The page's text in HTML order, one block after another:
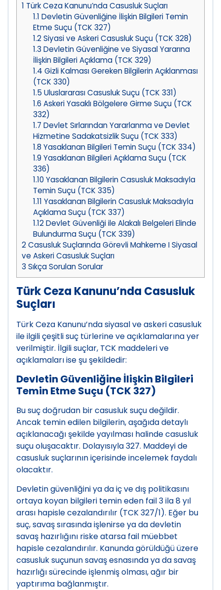
1 Türk Ceza Kanunu’nda Casusluk Suçları
1.1 Devletin Güvenliğine İlişkin Bilgileri Temin
Etme Suçu (TCK 327)
1.2Siyasi ve Askeri Casusluk Suçu (TCK 328)
1.3 Devletin Güvenliğine ve Siyasal Yararına
İlişkin Bilgileri Açıklama (TCK 329)
1.4 Gizli Kalması Gereken Bilgilerin Açıklanması
(TCK 330)
1.5 Uluslararası Casusluk Suçu (TCK 331)
1.6 Askeri Yasaklı Bölgelere Girme Suçu (TCK
332)
1.7 Devlet Sırlarından Yararlanma ve Devlet
Hizmetine Sadakatsizlik Suçu (TCK 333)
1.8 Yasaklanan Bilgileri Temin Suçu (TCK 334)
1.9 Yasaklanan Bilgileri Açıklama Suçu (TCK
336)
1.10 Yasaklanan Bilgilerin Casusluk Maksadıyla
Temin Suçu (TCK 335)
1.11 Yasaklanan Bilgilerin Casusluk Maksadıyla
Açıklama Suçu (TCK 337)
1.12Devlet Güvenliği ile Alakalı Belgeleri Elinde
Bulundurma Suçu (TCK 339)
2Casusluk Suçlarında Görevli Mahkeme I Siyasal
ve Askeri Casusluk Suçları
3 Sıkça Sorulan Sorular
Türk Ceza Kanunu’nda Casusluk
Suçları
Türk Ceza Kanunu’nda siyasal ve askeri casusluk
ile ilgili çeşitli suç türlerine ve açıklamalarına yer
verilmiştir. İlgili suçlar, TCK maddeleri ve
açıklamaları ise şu şekildedir:
Devletin Güvenliğine İlişkin Bilgileri
Temin Etme Suçu (TCK 327)
Bu suç doğrudan bir casusluk suçu değildir.
Ancak temin edilen bilgilerin, aşağıda detaylı
açıklanacağı şekilde yayılması halinde casusluk
suçu oluşacaktır. Dolayısıyla 327. Maddeyi de
casusluk suçlarının içerisinde incelemek faydalı
olacaktır.
Devletin güvenliğini ya da iç ve dış politikasını
ortaya koyan bilgileri temin eden fail 3 ila 8 yıl
arası hapisle cezalandırılır (TCK 327/1). Eğer bu
suç, savaş sırasında işlenirse ya da devletin
savaş hazırlığını riske atarsa fail müebbet
hapisle cezalandırılır. Kanunda görüldüğü üzere
casusluk suçunun savaş esnasında ya da savaş
hazırlığı sürecinde işlenmiş olması, ağır bir
yaptırıma bağlanmıştır.